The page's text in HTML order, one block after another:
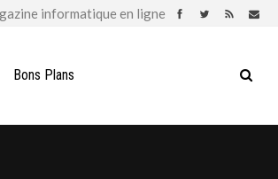
Bons Plans